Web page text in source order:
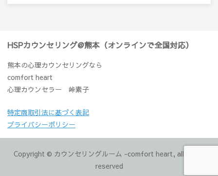
HSPカウンセリング@熊本（オンラインで全国対応）
熊本の心理カウンセリングなら
comfort heart
心理カウンセラー 峠素子
特定商取引法に基づく表記
プライバシーポリシー
Copyright © カウンセリングルーム -comfort heart, all rights
reserved